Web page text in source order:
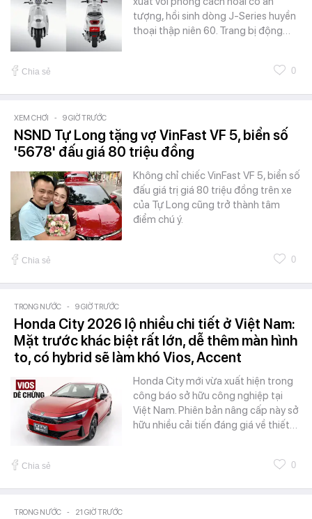
tượng, hồi sinh dòng J-Series huyền
thoại thập niên 60. Trang bị động…
Chia sẻ 0
XEM CHƠI - 9 GIỜ TRƯỚC
NSND Tự Long tặng vợ VinFast VF 5, biển số
'5678' đấu giá 80 triệu đồng
Không chỉ chiếc VinFast VF 5, biển số
đấu giá trị giá 80 triệu đồng trên xe
của Tự Long cũng trở thành tâm
điểm chú ý.
Chia sẻ 0
TRONG NƯỚC - 9 GIỜ TRƯỚC
Honda City 2026 lộ nhiều chi tiết ở Việt Nam:
Mặt trước khác biệt rất lớn, dễ thêm màn hình
to, có hybrid sẽ làm khó Vios, Accent
Honda City mới vừa xuất hiện trong
công báo sở hữu công nghiệp tại
Việt Nam. Phiên bản nâng cấp này sở
hữu nhiều cải tiến đáng giá về thiết…
Chia sẻ 0
TRONG NƯỚC - 21 GIỜ TRƯỚC